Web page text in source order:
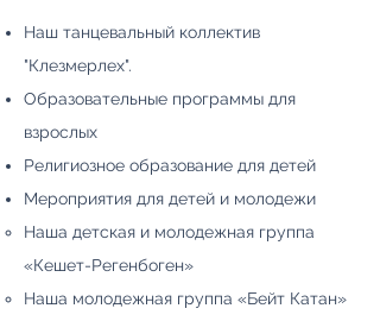
Наш танцевальный коллектив
"Клезмерлех".
Образовательные программы для
взрослых
Религиозное образование для детей
Мероприятия для детей и молодежи
Наша детская и молодежная группа
«Кешет-Регенбоген»
Наша молодежная группа «Бейт Катан»